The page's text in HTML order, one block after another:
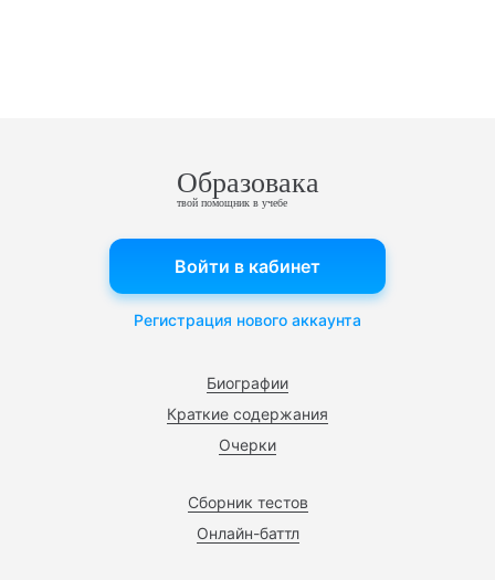
Образовака
твой помощник в учебе
Биографии
Краткие содержания
Очерки
Сборник тестов
Онлайн-баттл
Войти в кабинет
Регистрация нового аккаунта